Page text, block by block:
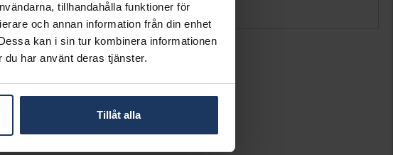
tillhandahålla funktioner för
och annan information från din enhet
kan i sin tur kombinera informationen
har använt deras tjänster.
Tillåt alla